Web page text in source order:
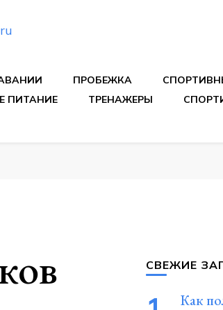
ПРОБЕЖКА
ПИТАНИЕ ТРЕНАЖЕРЫ
СВЕЖИЕ
Как